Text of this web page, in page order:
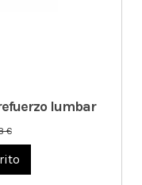
lumbar
€